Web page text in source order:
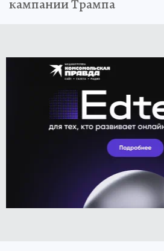
кампании Трампа